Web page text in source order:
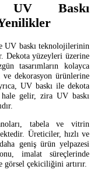
Baskı
UV baskı teknolojilerinin
Dekota yüzeyleri üzerine
tasarımların kolayca
dekorasyon ürünlerine
UV baskı ile dekota
gelir, zira UV baskı
tabela ve vitrin
Üreticiler, hızlı ve
geniş ürün yelpazesi
imalat süreçlerinde
görsel çekiciliğini artırır.